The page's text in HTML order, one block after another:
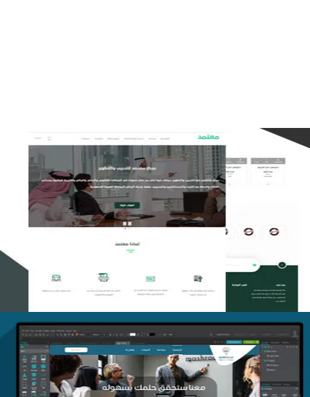
تصميم منصة معتمد للتدريب
التفاصيل
منصة أفق للتدريب